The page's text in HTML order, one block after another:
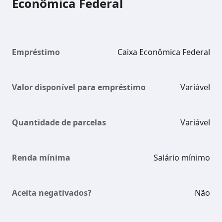
Empréstimo Caixa Econômica Federal
Valor disponível para empréstimo Variável
Quantidade de parcelas Variável
Renda mínima Salário mínimo
Aceita negativados? Não